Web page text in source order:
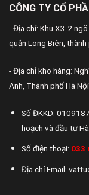
CÔNG TY CỔ
- Địa chỉ: Khu X3-2
quận Long Biên, thành
- Địa chỉ kho hàng:
Anh, Thành phố Hà Nội
Số ĐKKD:
hoạch và đầu tư
Số điện thoại: 033
Địa chỉ Email: